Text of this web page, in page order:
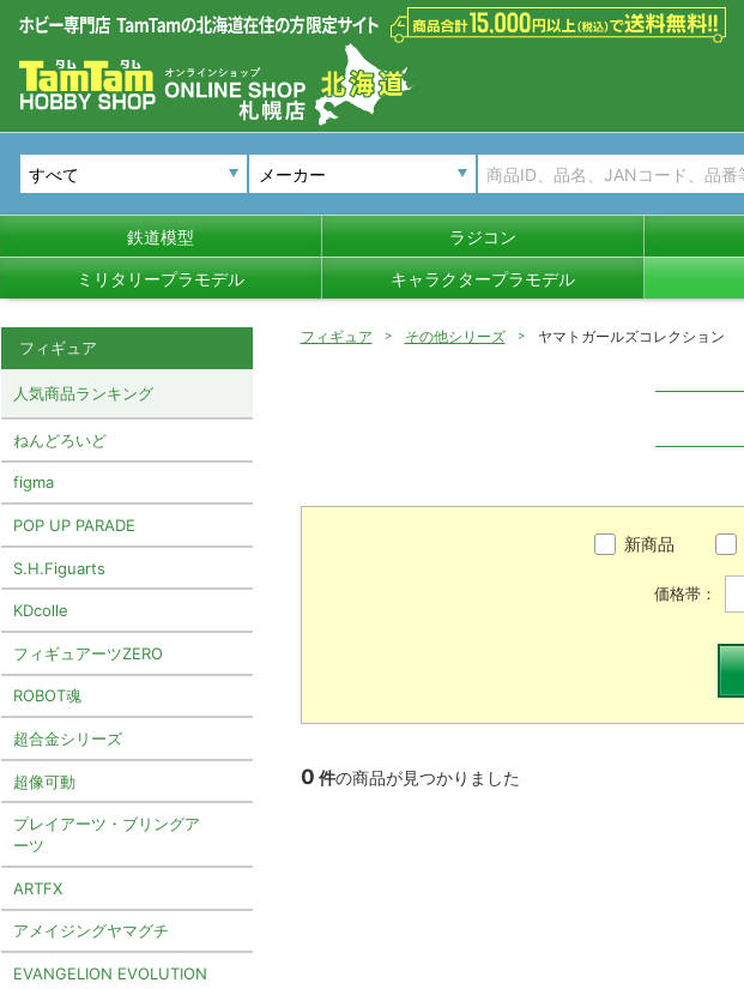
メーカー
鉄道模型 ラジコン
ミリタリープラモデル キャラクタープラモデル
フィギュア その他シリーズ ヤマトガールズコレクション
新商品
価格帯：
0 件の商品が見つかりました
フィギュア
人気商品ランキング
ねんどろいど
figma
POP UP PARADE
S.H.Figuarts
KDcolle
フィギュアーツZERO
ROBOT魂
超合金シリーズ
超像可動
プレイアーツ・ブリングア
ーツ
ARTFX
アメイジングヤマグチ
EVANGELION EVOLUTION